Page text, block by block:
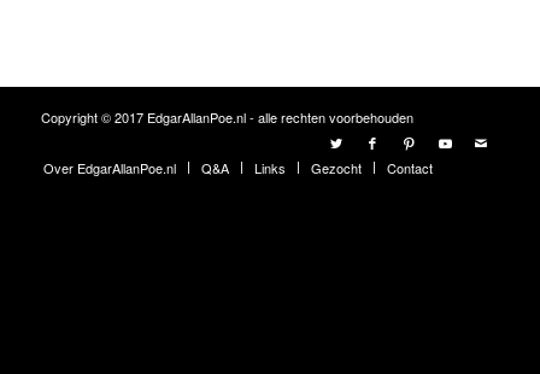
Copyright © 2017 EdgarAllanPoe.nl - alle rechten voorbehouden
Over EdgarAllanPoe.nl Q&A Links Gezocht Contact